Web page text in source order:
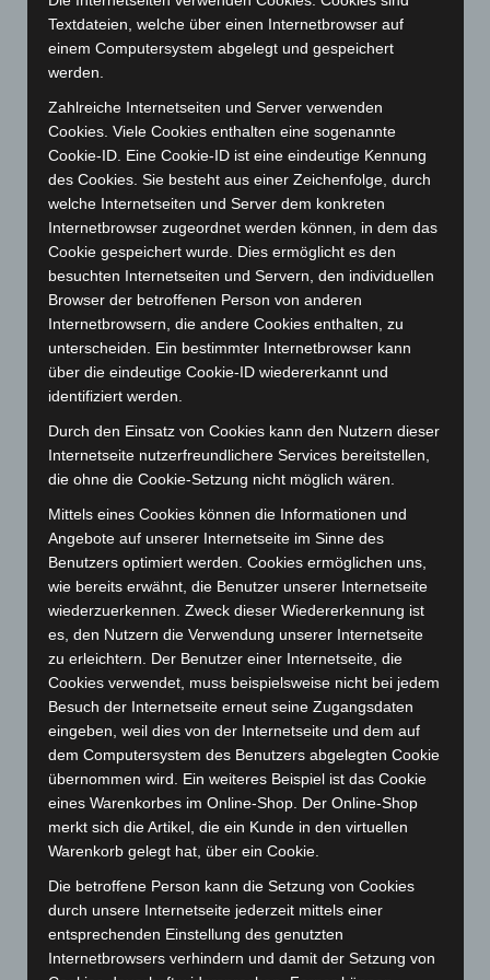
Dezember 2025(103)
November 2025
Oktober 2025(112)
September 2025(93)
August 2025 (90)
Juli 2025 (90)
Juni 2025(103)
Mai 2025 (112)
April 2025 (88)
März 2025(111)
Februar 2025
(96)
Januar 2025 (88)
Dezember 2024(89)
November 2024(94)
September 2024
August 2024(107)
Juli 2024(89)
Juni 2024
(107)
Mai 2024(149)
April 2024 (102)
März 2024 (103)
Februar 2024(103)
Januar 2024(111)
Dezember 2023(130)
November 2023(130)
Oktober 2023(114)
September 2023(133)
August 2023(134)
Textdateien, welche über einen Internetbrowser auf
einem Computersystem abgelegt und gespeichert
werden.
Zahlreiche Internetseiten und Server verwenden
Cookies. Viele Cookies enthalten eine sogenannte
Cookie-ID. Eine Cookie-ID ist eine eindeutige Kennung
des Cookies. Sie besteht aus einer Zeichenfolge, durch
welche Internetseiten und Server dem konkreten
Internetbrowser zugeordnet werden können, in dem das
Cookie gespeichert wurde. Dies ermöglicht es den
besuchten Internetseiten und Servern, den individuellen
Browser der betroffenen Person von anderen
Internetbrowsern, die andere Cookies enthalten, zu
unterscheiden. Ein bestimmter Internetbrowser kann
über die eindeutige Cookie-ID wiedererkannt und
identifiziert werden.
Durch den Einsatz von Cookies kann den Nutzern dieser
Internetseite nutzerfreundlichere Services bereitstellen,
die ohne die Cookie-Setzung nicht möglich wären.
Mittels eines Cookies können die Informationen und
Angebote auf unserer Internetseite im Sinne des
Benutzers optimiert werden. Cookies ermöglichen uns,
wie bereits erwähnt, die Benutzer unserer Internetseite
wiederzuerkennen. Zweck dieser Wiedererkennung ist
es, den Nutzern die Verwendung unserer Internetseite
zu erleichtern. Der Benutzer einer Internetseite, die
Cookies verwendet, muss beispielsweise nicht bei jedem
Besuch der Internetseite erneut seine Zugangsdaten
eingeben, weil dies von der Internetseite und dem auf
dem Computersystem des Benutzers abgelegten Cookie
übernommen wird. Ein weiteres Beispiel ist das Cookie
eines Warenkorbes im Online-Shop. Der Online-Shop
merkt sich die Artikel, die ein Kunde in den virtuellen
Warenkorb gelegt hat, über ein Cookie.
Die betroffene Person kann die Setzung von Cookies
durch unsere Internetseite jederzeit mittels einer
entsprechenden Einstellung des genutzten
Internetbrowsers verhindern und damit der Setzung von